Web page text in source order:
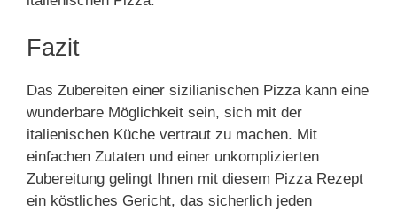
Fazit
Das Zubereiten einer sizilianischen Pizza kann eine
wunderbare Möglichkeit sein, sich mit der
italienischen Küche vertraut zu machen. Mit
einfachen Zutaten und einer unkomplizierten
Zubereitung gelingt Ihnen mit diesem Pizza Rezept
ein köstliches Gericht, das sicherlich jeden